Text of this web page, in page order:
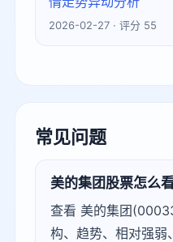
2026-02-27 · 评分 55
常见问题
美的集团股票怎么看
查看 美的集团
构、趋势、相对强弱